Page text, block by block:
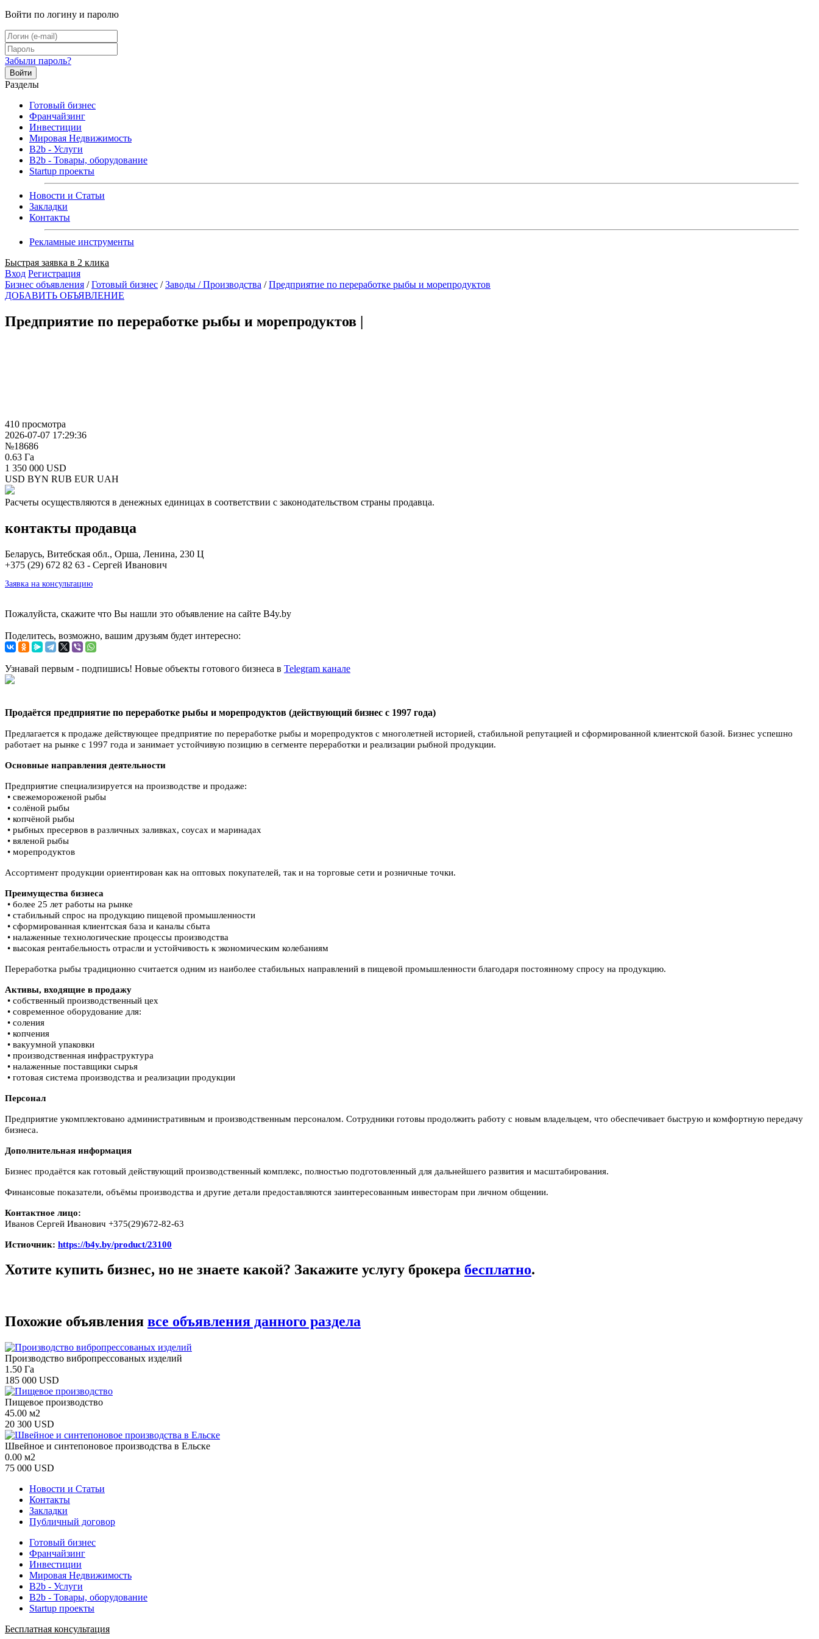
Войти по логину и паролю
Забыли пароль?
Войти
Разделы
Готовый бизнес
Франчайзинг
Инвестиции
Мировая Недвижимость
B2b - Услуги
B2b - Товары, оборудование
Startup проекты
Новости и Статьи
Закладки
Контакты
Рекламные инструменты
Быстрая заявка в 2 клика
Вход Регистрация
Бизнес объявления /Готовый бизнес /Заводы / Производства /Предприятие по переработке рыбы и морепродуктов
ДОБАВИТЬ ОБЪЯВЛЕНИЕ
Предприятие по переработке рыбы и морепродуктов |
410 просмотра
2026-07-07 17:29:36
№18686
0.63 Га
1 350 000 USD
USD BYN RUB EUR UAH
Расчеты осуществляются в денежных единицах в соответствии с законодательством страны продавца.
контакты продавца
Беларусь, Витебская обл., Орша, Ленина, 230 Ц
+375 (29) 672 82 63 - Сергей Иванович
Заявка на консультацию
Пожалуйста, скажите что Вы нашли это объявление на сайте B4y.by
Поделитесь, возможно, вашим друзьям будет интересно:
Узнавай первым - подпишись! Новые объекты готового бизнеса в Telegram канале
Продаётся предприятие по переработке рыбы и морепродуктов (действующий бизнес с 1997 года)
Предлагается к продаже действующее предприятие по переработке рыбы и морепродуктов с многолетней историей, стабильной репутацией и сформированной клиентской базой. Бизнес успешно
работает на рынке с 1997 года и занимает устойчивую позицию в сегменте переработки и реализации рыбной продукции.
Основные направления деятельности
Предприятие специализируется на производстве и продаже:
• свежемороженой рыбы
• солёной рыбы
• копчёной рыбы
• рыбных пресервов в различных заливках, соусах и маринадах
• вяленой рыбы
• морепродуктов
Ассортимент продукции ориентирован как на оптовых покупателей, так и на торговые сети и розничные точки.
Преимущества бизнеса
• более 25 лет работы на рынке
• стабильный спрос на продукцию пищевой промышленности
• сформированная клиентская база и каналы сбыта
• налаженные технологические процессы производства
• высокая рентабельность отрасли и устойчивость к экономическим колебаниям
Переработка рыбы традиционно считается одним из наиболее стабильных направлений в пищевой промышленности благодаря постоянному спросу на продукцию.
Активы, входящие в продажу
• собственный производственный цех
• современное оборудование для:
• соления
• копчения
• вакуумной упаковки
• производственная инфраструктура
• налаженные поставщики сырья
• готовая система производства и реализации продукции
Персонал
Предприятие укомплектовано административным и производственным персоналом. Сотрудники готовы продолжить работу с новым владельцем, что обеспечивает быструю и комфортную передачу
бизнеса.
Дополнительная информация
Бизнес продаётся как готовый действующий производственный комплекс, полностью подготовленный для дальнейшего развития и масштабирования.
Финансовые показатели, объёмы производства и другие детали предоставляются заинтересованным инвесторам при личном общении.
Контактное лицо:
Иванов Сергей Иванович +375(29)672-82-63
Истиочник: https://b4y.by/product/23100
Хотите купить бизнес, но не знаете какой? Закажите услугу брокера бесплатно.
Похожие объявления все объявления данного раздела
Производство вибропрессованых изделий
1.50 Га
185 000 USD
Пищевое производство
45.00 м2
20 300 USD
Швейное и синтепоновое производства в Ельске
0.00 м2
75 000 USD
Новости и Статьи
Контакты
Закладки
Публичный договор
Готовый бизнес
Франчайзинг
Инвестиции
Мировая Недвижимость
B2b - Услуги
B2b - Товары, оборудование
Startup проекты
Бесплатная консультация